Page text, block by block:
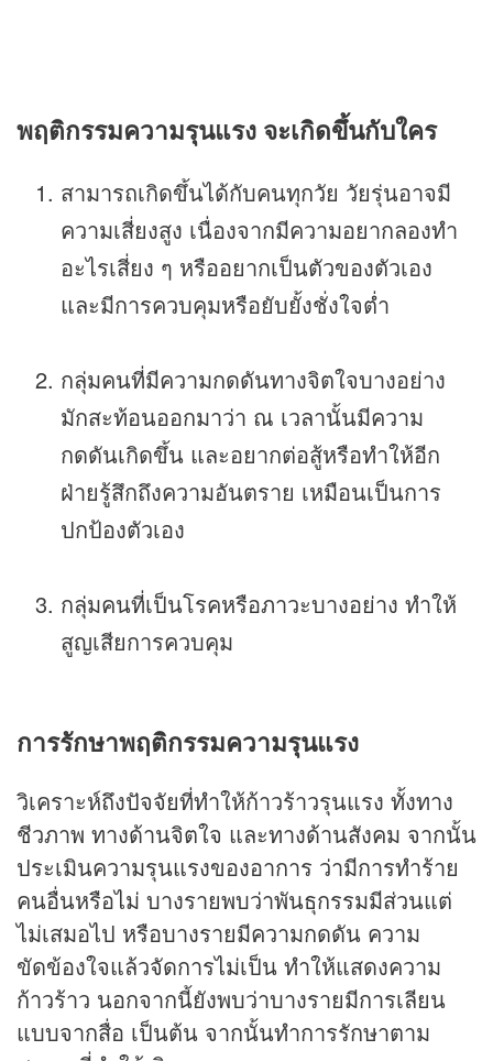
พฤติกรรมความรุนแรง จะเกิดขึ้นกับใคร
สามารถเกิดขึ้นได้กับคนทุกวัย วัยรุ่นอาจมี
ความเสี่ยงสูง เนื่องจากมีความอยากลองทำ
อะไรเสี่ยง ๆ หรืออยากเป็นตัวของตัวเอง
และมีการควบคุมหรือยับยั้งชั่งใจต่ำ
กลุ่มคนที่มีความกดดันทางจิตใจบางอย่าง
มักสะท้อนออกมาว่า ณ เวลานั้นมีความ
กดดันเกิดขึ้น และอยากต่อสู้หรือทำให้อีก
ฝ่ายรู้สึกถึงความอันตราย เหมือนเป็นการ
ปกป้องตัวเอง
กลุ่มคนที่เป็นโรคหรือภาวะบางอย่าง ทำให้
สูญเสียการควบคุม
การรักษาพฤติกรรมความรุนแรง
วิเคราะห์ถึงปัจจัยที่ทำให้ก้าวร้าวรุนแรง ทั้งทาง
ชีวภาพ ทางด้านจิตใจ และทางด้านสังคม จากนั้น
ประเมินความรุนแรงของอาการ ว่ามีการทำร้าย
คนอื่นหรือไม่ บางรายพบว่าพันธุกรรมมีส่วนแต่
ไม่เสมอไป หรือบางรายมีความกดดัน ความ
ขัดข้องใจแล้วจัดการไม่เป็น ทำให้แสดงความ
ก้าวร้าว นอกจากนี้ยังพบว่าบางรายมีการเลียน
แบบจากสื่อ เป็นต้น จากนั้นทำการรักษาตาม